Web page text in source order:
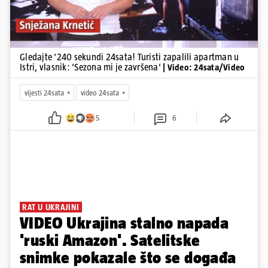
Gledajte '240 sekundi 24sata! Turisti zapalili apartman u
Istri, vlasnik: 'Sezona mi je završena'
| Video: 24sata/Video
vijesti 24sata video 24sata
5 6
RAT U UKRAJINI
VIDEO Ukrajina stalno napada
'ruski Amazon'. Satelitske
snimke pokazale što se događa